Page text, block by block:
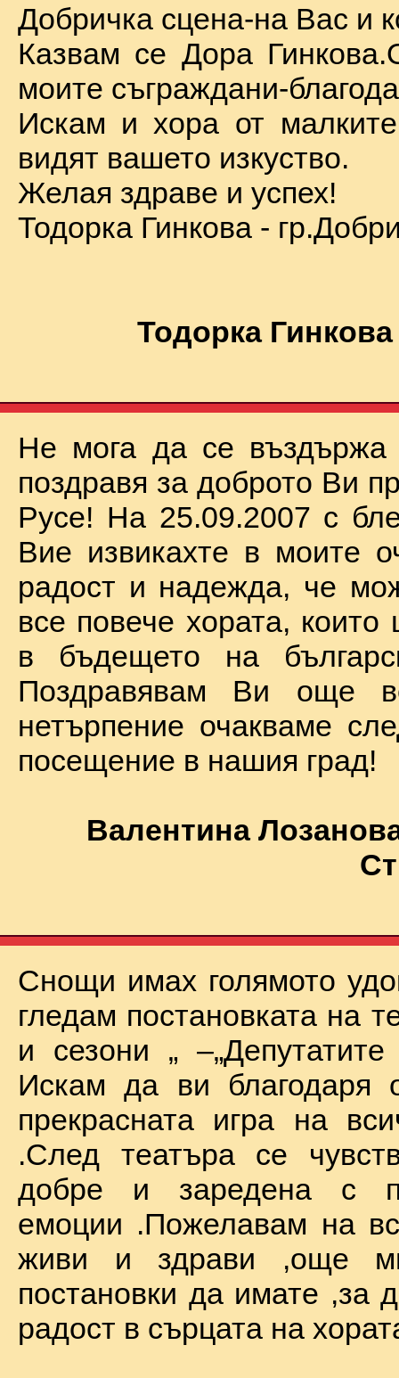
Добричка сцена-на Вас и
Казвам се Дора
моите съграждани-
Искам и хора от
видят вашето изкуство.
Желая здраве и успех!
Тодорка Гинкова -
Тодорка
Не мога да се
поздравя за доброто Ви
Русе! На 25.09.2007 с
Вие извикахте в моите
радост и надежда, че
все повече хората, които
в бъдещето на
Поздравявам Ви още
нетърпение очакваме
посещение в нашия град!
Валентина
Снощи имах голямото
гледам постановката на
и сезони „
Искам да ви благодаря
прекрасната игра на
.След театъра се
добре и заредена с
емоции .Пожелавам на
живи и здрави ,още
постановки да имате ,за
радост в сърцата на